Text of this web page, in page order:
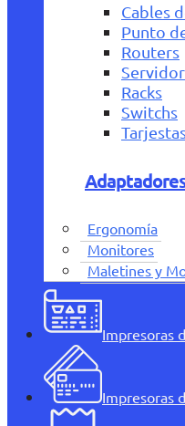
Cables
Punto
Routers
Racks
Switchs
Ergonomía
Monitores
Maletines y
Impresoras
Impresoras